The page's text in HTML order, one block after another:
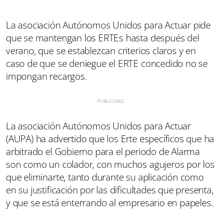
La asociación Autónomos Unidos para Actuar pide
que se mantengan los ERTEs hasta después del
verano, que se establezcan criterios claros y en
caso de que se deniegue el ERTE concedido no se
impongan recargos.
La asociación Autónomos Unidos para Actuar
(AUPA) ha advertido que los Erte específicos que ha
arbitrado el Gobierno para el periodo de Alarma
son como un colador, con muchos agujeros por los
que eliminarte, tanto durante su aplicación como
en su justificación por las dificultades que presenta,
y que se está enterrando al empresario en papeles.